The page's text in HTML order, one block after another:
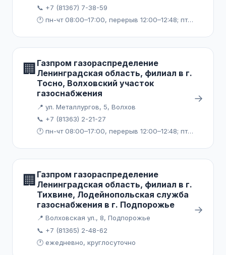
📞 +7 (81367) 7-38-59
🕐 пн-чт 08:00–17:00, перерыв 12:00–12:48; пт 08:00–16:00, перерыв 12:00–12:48
🏢 Газпром газораспределение
Ленинградская область, филиал в г.
Тосно, Волховский участок
газоснабжения
📍 ул. Металлургов, 5, Волхов
📞 +7 (81363) 2-21-27
🕐 пн-чт 08:00–17:00, перерыв 12:00–12:48; пт 08:00–16:00, перерыв 12:00–12:48
→
🏢 Газпром газораспределение
Ленинградская область, филиал в г.
Тихвине, Лодейнопольская служба
газоснабжения в г. Подпорожье
📍 Волховская ул., 8, Подпорожье
📞 +7 (81365) 2-48-62
🕐 ежедневно, круглосуточно
→